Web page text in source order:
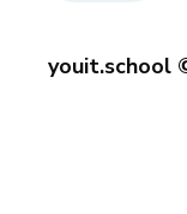
youit.school